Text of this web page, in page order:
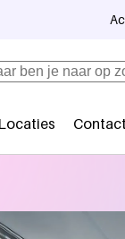
Locaties Contact